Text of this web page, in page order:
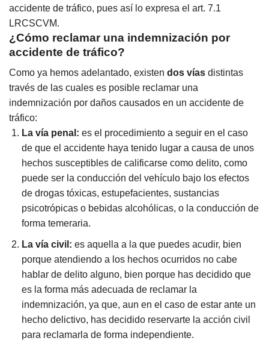
accidente de tráfico, pues así lo expresa el art. 7.1
LRCSCVM.
¿Cómo reclamar una indemnización por
accidente de tráfico?
Como ya hemos adelantado, existen dos vías distintas
través de las cuales es posible reclamar una
indemnización por daños causados en un accidente de
tráfico:
La vía penal: es el procedimiento a seguir en el caso
de que el accidente haya tenido lugar a causa de unos
hechos susceptibles de calificarse como delito, como
puede ser la conducción del vehículo bajo los efectos
de drogas tóxicas, estupefacientes, sustancias
psicotrópicas o bebidas alcohólicas, o la conducción de
forma temeraria.
La vía civil: es aquella a la que puedes acudir, bien
porque atendiendo a los hechos ocurridos no cabe
hablar de delito alguno, bien porque has decidido que
es la forma más adecuada de reclamar la
indemnización, ya que, aun en el caso de estar ante un
hecho delictivo, has decidido reservarte la acción civil
para reclamarla de forma independiente.